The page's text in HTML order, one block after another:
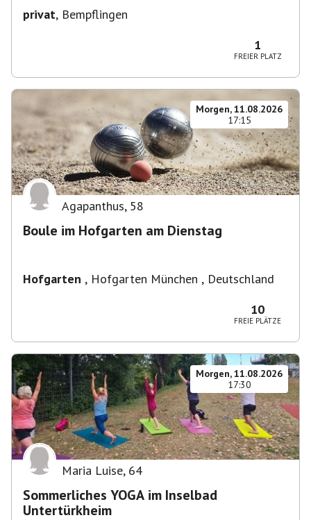
privat, Bempflingen
1
FREIER PLATZ
Morgen, 11.08.2026
17:15
Agapanthus, 58
Boule im Hofgarten am Dienstag
Hofgarten , Hofgarten München , Deutschland
10
FREIE PLÄTZE
Morgen, 11.08.2026
17:30
Maria Luise, 64
Sommerliches YOGA im Inselbad
Untertürkheim